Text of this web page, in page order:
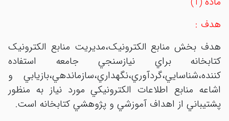
هدف :
هدف بخش منابع الکترونيک،مديريت منابع الکترونيک
کتابخانه براي نيازسنجي جامعه استفاده
کننده،شناسايي،گردآوري،نگهداري،سازماندهي،بازيابي و
اشاعه منابع اطلاعات الکترونيکي مورد نياز به منظور
پشتيباني از اهداف آموزشي و پژوهشي کتابخانه است.